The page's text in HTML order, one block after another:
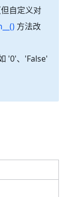
自定义对
方法改
'0'、'False'